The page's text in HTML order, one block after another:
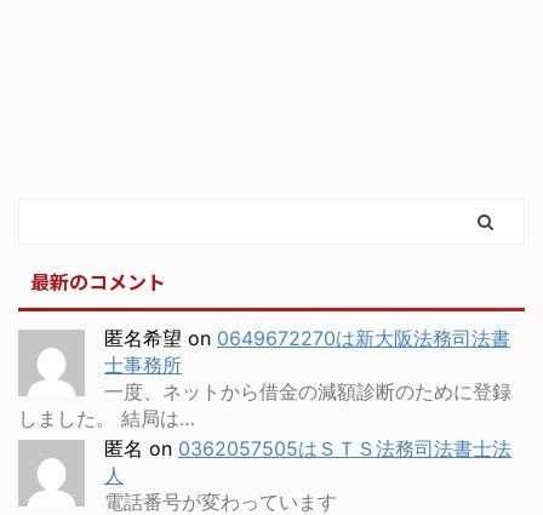
最新のコメント
匿名希望 on 0649672270は新大阪法務司法書
士事務所
一度、ネットから借金の減額診断のために登録
しました。 結局は…
匿名 on 0362057505はＳＴＳ法務司法書士法
人
電話番号が変わっています